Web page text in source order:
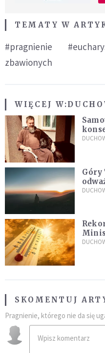
TEMATY W
#pragnienie
zbawionych
WIĘCEJ W:
Góry
po
SKOMENTUJ
Pragnienie, którego nie da się